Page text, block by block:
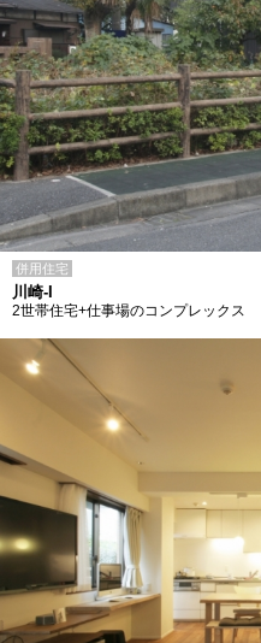
併用住宅
川崎-I
2世帯住宅+仕事場のコンプレックス